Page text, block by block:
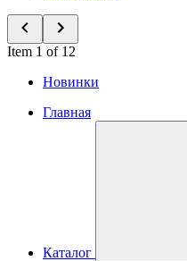
Item 1 of 12
Новинки
Главная
Каталог